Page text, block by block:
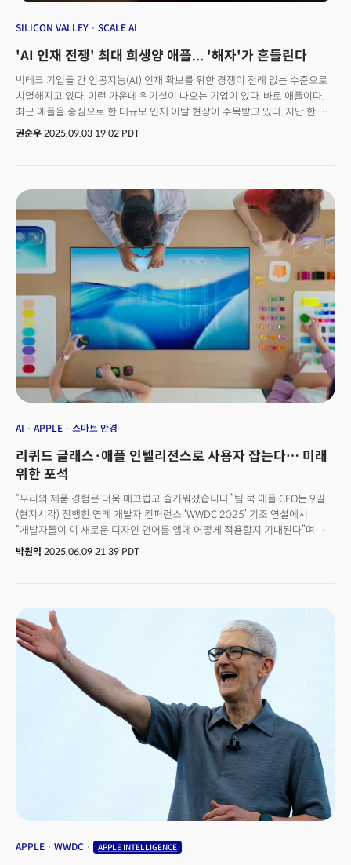
SILICON VALLEY SCALE AI
'AI 인재 전쟁' 최대 희생양 애플... '해자'가 흔들린다
빅테크 기업들 간 인공지능(AI) 인재 확보를 위한 경쟁이 전례 없는 수준으로
치열해지고 있다. 이런 가운데 위기설이 나오는 기업이 있다. 바로 애플이다.
최근 애플을 중심으로 한 대규모 인재 이탈 현상이 주목받고 있다. 지난 한 주
동안만 애플의 AI 핵심 연구진 4명이 메타, 오픈AI, 앤스로픽 등 경쟁사로 대거
포함해 총 10명의 구성원 중 상당수를 잃었다고 블룸버그통신은 2일
(현지시간) 보도했다. 이번 주에만 팀에 소속됐던 존 피블스와 난 두가
오픈AI로 이직했고, 자오 멍 등이 앤스로픽으로 향했다. 로보틱스 AI 연구
책임자 지안 장은 메타 로보틱스 스튜디오에 합류했다. 앞서 팀을 이끌던
루오밍 팽은 다년간 2억 달러라는 천문학적 스카우트 제의를 받고 메타로
이직한 바 있다.연쇄 이직의 배경에는 애플 AI 전략의 구조적 문제가 자리잡고
있다. 실리콘밸리에서는 애플 인텔리전스의 '부진한 시장 반응'과 회사의
'제3자 모델 의존도 증가 검토'가 내부 사기를 떨어뜨리고 있다는 분석이
나온다. 실제로 애플은 내부적으로 자체 개발 모델보다는 외부 기술에 더
의존하는 방향을 논의하고 있는 것으로 알려졌다. 이는 그동안 '자체 기술
개발'을 고집해온 애플의 전통적 접근방식을 벗어난 것으로, AI 분야에서
후발주자로서의 한계를 인정한 것으로 해석된다.애플의 AI 인재 이탈은
당분간 계속될 전망이다. 현재도 여러 직원들이 다른 회사에서 적극적으로
면접을 보고 있는 상황이라고 블룸버그는 전했다.
권순우 2025.09.03 19:02 PDT
AI APPLE 스마트 안경
리퀴드 글래스·애플 인텔리전스로 사용자 잡는다… 미래
위한 포석
“우리의 제품 경험은 더욱 매끄럽고 즐거워졌습니다.”팀 쿡 애플 CEO는 9일
(현지시각) 진행한 연례 개발자 컨퍼런스 ‘WWDC 2025’ 기조 연설에서
“개발자들이 이 새로운 디자인 언어를 앱에 어떻게 적용할지 기대된다”며
이같이 말했다. 새로운 사용자 인터페이스(UI) ‘리퀴드 글래스(Liquid
글래스를 발표했다. 리퀴드 글래스를 적용하며 2013년 iOS7 업데이트 후
12년 만에 OS의 구성을 완전히 새롭게 디자인했다.
박원익 2025.06.09 21:39 PDT
APPLE WWDC APPLE INTELLIGENCE